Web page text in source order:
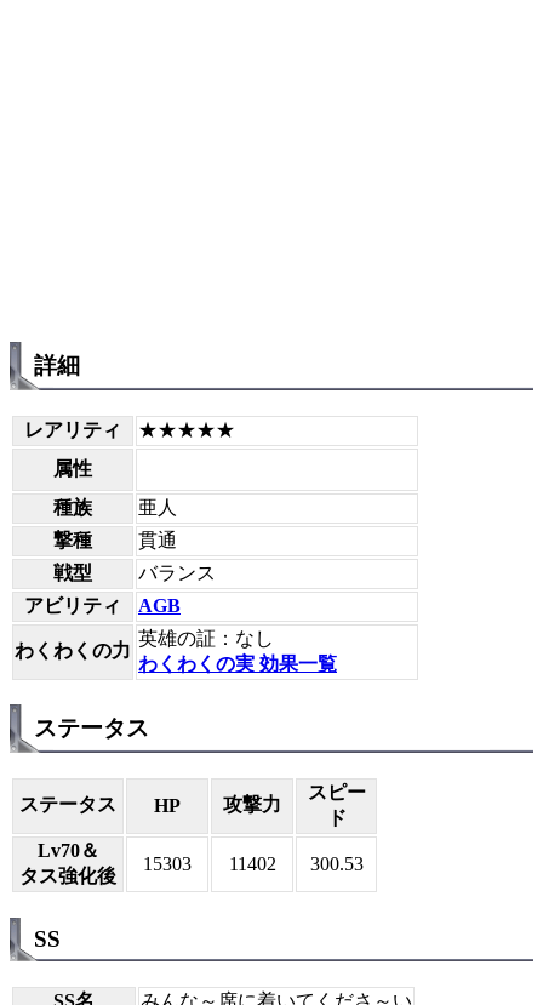
詳細
レアリティ
★★★★★
属性
種族
亜人
撃種
貫通
戦型
バランス
アビリティ
AGB
わくわくの力
英雄の証：なし
わくわくの実 効果一覧
ステータス
ステータス HP 攻撃力
スピー
ド
Lv70＆
タス強化後
15303 11402 300.53
SS
SS名 みんな～席に着いてくださ～い